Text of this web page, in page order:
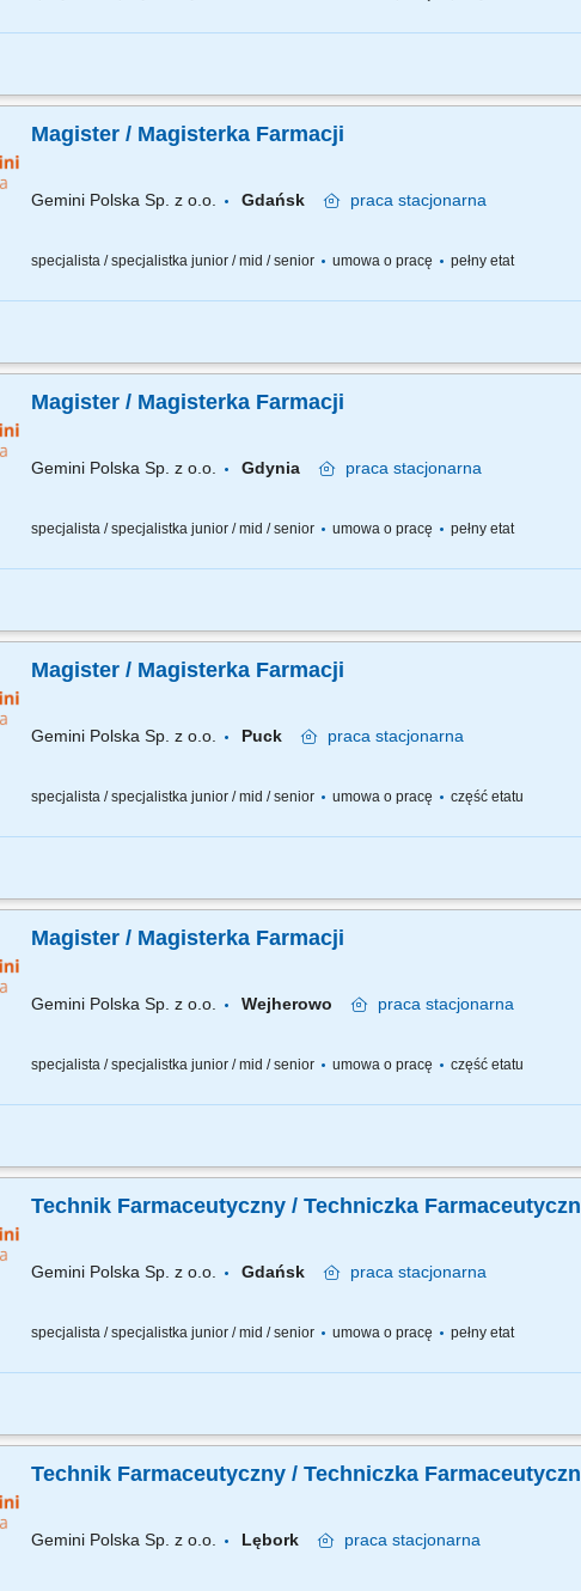
Czego możesz się spodziewać? dynamiki pracy – z jednej strony pracujesz w
Magister / Magisterka Farmacji
Gemini Polska Sp. z o.o. Gdańsk praca stacjonarna
specjalista / specjalistka junior / mid / senior umowa o pracę pełny etat
Czego możesz się spodziewać? dynamiki pracy – z jednej strony pracujesz w
Magister / Magisterka Farmacji
Gemini Polska Sp. z o.o. Gdynia praca stacjonarna
specjalista / specjalistka junior / mid / senior umowa o pracę pełny etat
Czego możesz się spodziewać? dynamiki pracy – z jednej strony pracujesz w
Magister / Magisterka Farmacji
Gemini Polska Sp. z o.o. Puck praca stacjonarna
specjalista / specjalistka junior / mid / senior umowa o pracę część etatu
Czego możesz się spodziewać? dynamiki pracy – z jednej strony pracujesz w
Magister / Magisterka Farmacji
Gemini Polska Sp. z o.o. Wejherowo praca stacjonarna
specjalista / specjalistka junior / mid / senior umowa o pracę część etatu
Czego możesz się spodziewać? dynamiki pracy – z jednej strony pracujesz w
Technik Farmaceutyczny / Techniczka
Gemini Polska Sp. z o.o. Gdańsk praca stacjonarna
specjalista / specjalistka junior / mid / senior umowa o pracę pełny etat
Czego możesz się spodziewać? dynamiki pracy – z jednej strony pracujesz w
Technik Farmaceutyczny / Techniczka
Gemini Polska Sp. z o.o. Lębork praca stacjonarna